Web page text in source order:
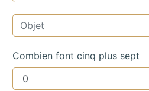
Combien font cinq plus sept